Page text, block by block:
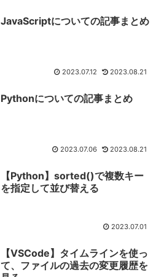
JavaScriptについての記事まとめ
2023.07.12 2023.08.21
Pythonについての記事まとめ
2023.07.06 2023.08.21
【Python】sorted()で複数キー
を指定して並び替える
2023.07.01
【VSCode】タイムラインを使っ
て、ファイルの過去の変更履歴を